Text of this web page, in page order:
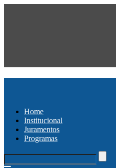
Home
Institucional
Juramentos
Programas